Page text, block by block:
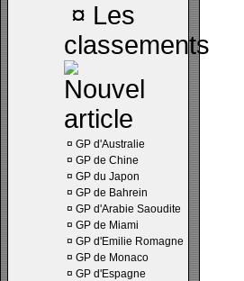
¤ Les
classements
¤ GP d'Australie
¤ GP de Chine
¤ GP du Japon
¤ GP de Bahrein
¤ GP d'Arabie Saoudite
¤ GP de Miami
¤ GP d'Emilie Romagne
¤ GP de Monaco
¤ GP d'Espagne